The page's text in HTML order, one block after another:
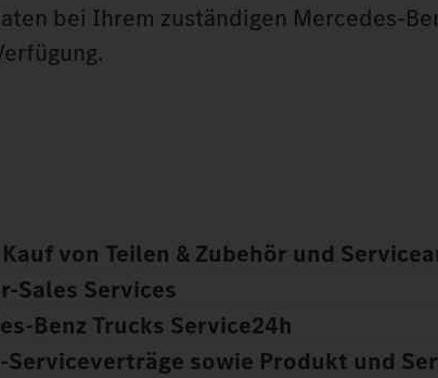
bei Ihrem zuständigen
von Teilen & Zubehör und
Sales Services
Trucks Service24h
sowie Produkt und